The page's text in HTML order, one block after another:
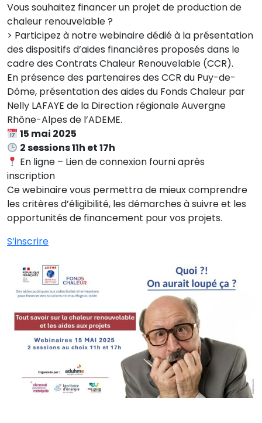
Vous souhaitez financer un projet de production de
chaleur renouvelable ?
> Participez à notre webinaire dédié à la présentation
des dispositifs d’aides financières proposés dans le
cadre des Contrats Chaleur Renouvelable (CCR).
En présence des partenaires des CCR du Puy-de-
Dôme, présentation des aides du Fonds Chaleur par
Nelly LAFAYE de la Direction régionale Auvergne
Rhône-Alpes de l’ADEME.
15 mai 2025
2 sessions 11h et 17h
En ligne – Lien de connexion fourni après
inscription
Ce webinaire vous permettra de mieux comprendre
les critères d’éligibilité, les démarches à suivre et les
opportunités de financement pour vos projets.
S’inscrire